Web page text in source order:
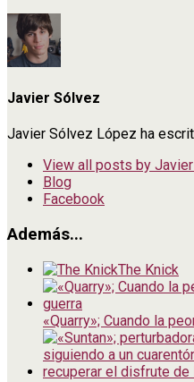
Javier Sólvez
Javier Sólvez López ha
View all posts by
Blog
Facebook
Además...
The Knick
«Quarry»; Cuando la